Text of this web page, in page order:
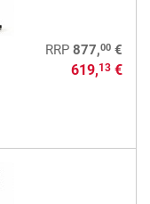
RRP 877,00€
619,13€